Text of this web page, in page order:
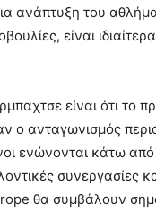
ανάπτυξη του
είναι
είναι ότι το
ο ανταγωνισμός
ενώνονται κάτω
συνεργασίες
θα συμβάλουν